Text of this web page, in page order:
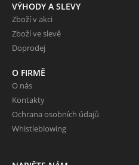
VÝHODY A SLEVY
Zboží v akci
Zboží ve slevě
Doprodej
O FIRMĚ
O nás
Kontakty
Ochrana osobních údajů
Whistleblowing